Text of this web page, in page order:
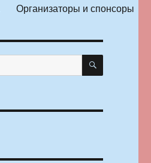
Организаторы и спонсоры
ПОИСК